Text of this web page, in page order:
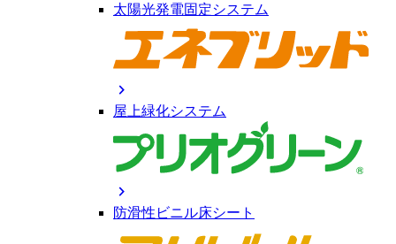
太陽光発電固定システム
chevron_right
屋上緑化システム
chevron_right
防滑性ビニル床シート